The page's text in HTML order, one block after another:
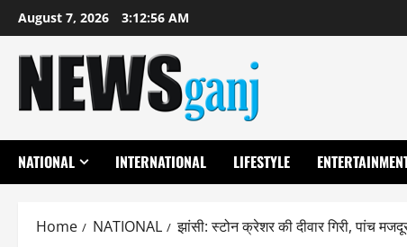
Skip
to
content
August 7, 2026 3:12:56 AM
NATIONAL INTERNATIONAL LIFESTYLE
Home NATIONAL झांसी: स्टोन क्रेशर की दीवार गिरी, पांच